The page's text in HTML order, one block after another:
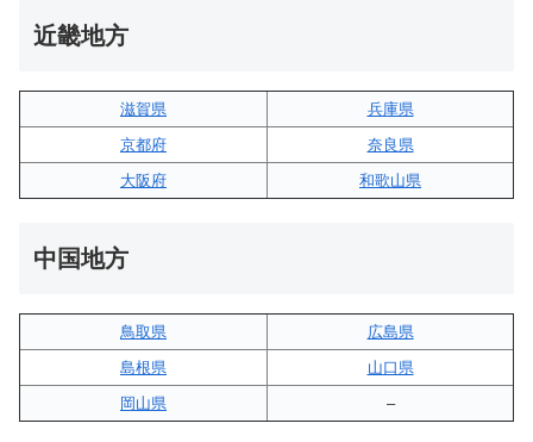
近畿地方
滋賀県
兵庫県
京都府
奈良県
大阪府
和歌山県
中国地方
鳥取県
広島県
島根県
山口県
岡山県
–